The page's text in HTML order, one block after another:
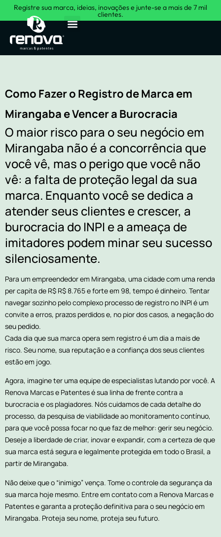
Registre sua marca, ideias, inovações e junte-se a mais de 7 mil
clientes.
Como Fazer o Registro de Marca em
Mirangaba e Vencer a Burocracia
O maior risco para o seu negócio em
Mirangaba não é a concorrência que
você vê, mas o perigo que você não
vê: a falta de proteção legal da sua
marca. Enquanto você se dedica a
atender seus clientes e crescer, a
burocracia do INPI e a ameaça de
imitadores podem minar seu sucesso
silenciosamente.
Para um empreendedor em Mirangaba, uma cidade com uma renda
per capita de R$ R$ 8.765 e forte em 98, tempo é dinheiro. Tentar
navegar sozinho pelo complexo processo de registro no INPI é um
convite a erros, prazos perdidos e, no pior dos casos, a negação do
seu pedido.
Cada dia que sua marca opera sem registro é um dia a mais de
risco. Seu nome, sua reputação e a confiança dos seus clientes
estão em jogo.
Agora, imagine ter uma equipe de especialistas lutando por você. A
Renova Marcas e Patentes é sua linha de frente contra a
burocracia e os plagiadores. Nós cuidamos de cada detalhe do
processo, da pesquisa de viabilidade ao monitoramento contínuo,
para que você possa focar no que faz de melhor: gerir seu negócio.
Deseje a liberdade de criar, inovar e expandir, com a certeza de que
sua marca está segura e legalmente protegida em todo o Brasil, a
partir de Mirangaba.
Não deixe que o “inimigo” vença. Tome o controle da segurança da
sua marca hoje mesmo. Entre em contato com a Renova Marcas e
Patentes e garanta a proteção definitiva para o seu negócio em
Mirangaba. Proteja seu nome, proteja seu futuro.